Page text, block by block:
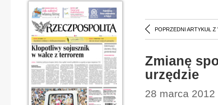
POPRZEDNI ARTYKUŁ Z
Zmianę
urzędzie
28 marca 2012